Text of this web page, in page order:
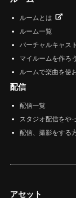
ルームとは
ルーム一覧
バーチャルキャス
マイルームを作ろう
ルームで楽曲を使
配信
配信一覧
スタジオ配信をや
配信、撮影をする
アセット